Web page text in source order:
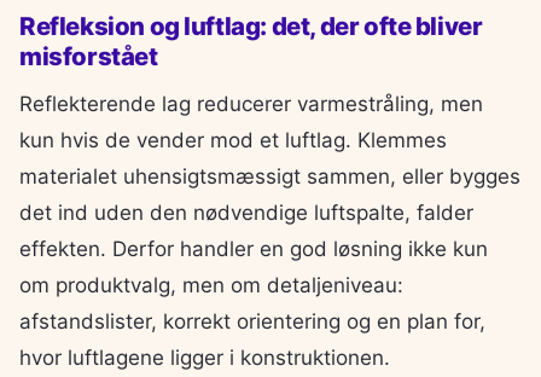
Refleksion og luftlag: det, der ofte bliver
misforstået
Reflekterende lag reducerer varmestråling, men
kun hvis de vender mod et luftlag. Klemmes
materialet uhensigtsmæssigt sammen, eller bygges
det ind uden den nødvendige luftspalte, falder
effekten. Derfor handler en god løsning ikke kun
om produktvalg, men om detaljeniveau:
afstandslister, korrekt orientering og en plan for,
hvor luftlagene ligger i konstruktionen.